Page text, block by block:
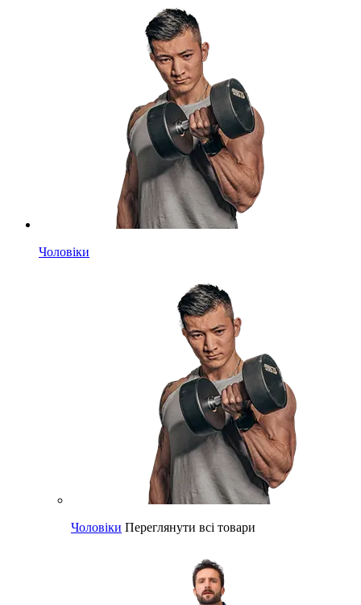
Чоловіки
Чоловіки Переглянути всі товари